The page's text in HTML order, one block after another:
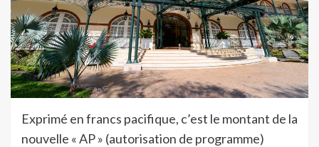
Exprimé en francs pacifique, c’est le montant de la
nouvelle « AP » (autorisation de programme)